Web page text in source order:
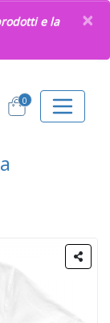
e la
×
0